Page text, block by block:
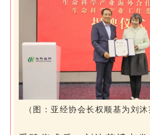
（图：亚经协会长权顺基为刘沐